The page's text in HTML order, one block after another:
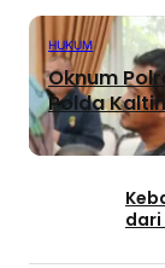
HUKUM
Oknum
Polda
dari